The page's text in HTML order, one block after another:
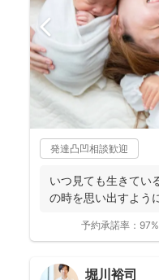
発達凸凹相談歓迎
いつ見ても生きてい
の時を思い出すよう
予約承諾率： 97%
堀川裕司